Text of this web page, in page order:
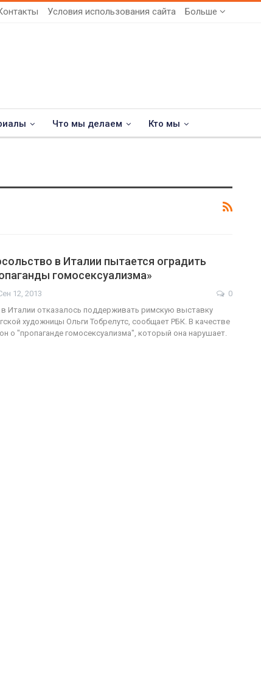
Условия использования сайта Больше
Что мы делаем Кто мы
в Италии пытается оградить
гомосексуализма»
12, 2013
0
Италии отказалось поддерживать римскую выставку
художницы Ольги Тобрелутс, сообщает РБК. В качестве
о "пропаганде гомосексуализма", который она нарушает.
ФОТО